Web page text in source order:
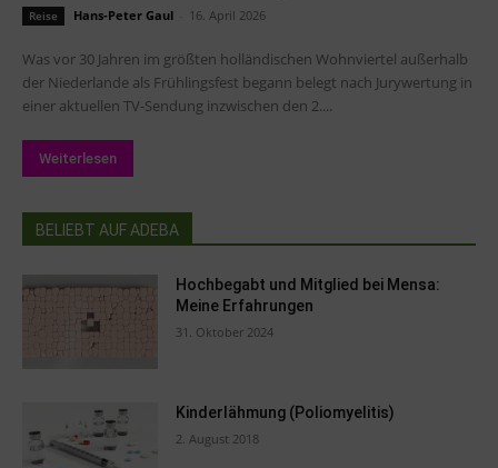
Reise Hans-Peter Gaul 16. April 2026
Was vor 30 Jahren im größten holländischen Wohnviertel außerhalb
der Niederlande als Frühlingsfest begann belegt nach Jurywertung in
einer aktuellen TV-Sendung inzwischen den 2....
Weiterlesen
BELIEBT AUF ADEBA
Hochbegabt und Mitglied bei Mensa:
Meine Erfahrungen
31. Oktober 2024
Kinderlähmung (Poliomyelitis)
2. August 2018